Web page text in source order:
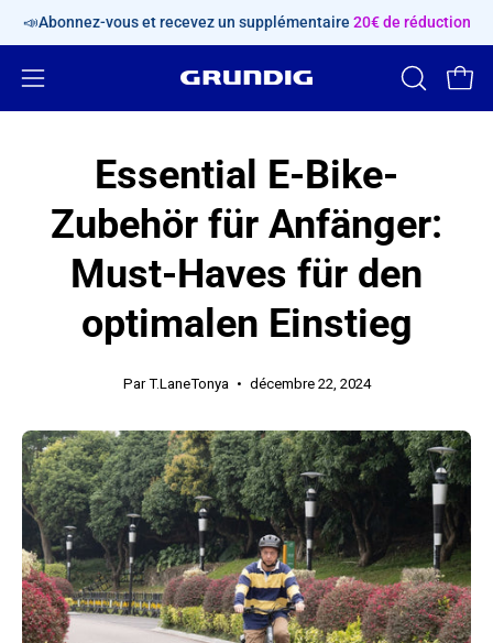
au
contenu
📣Abonnez-vous et recevez un supplémentaire 20€ de réduction
Ouvrir
navigation
OUVRIR
LA
Essential E-Bike-
Zubehör für Anfänger:
Must-Haves für den
optimalen Einstieg
Par T.LaneTonya décembre 22, 2024